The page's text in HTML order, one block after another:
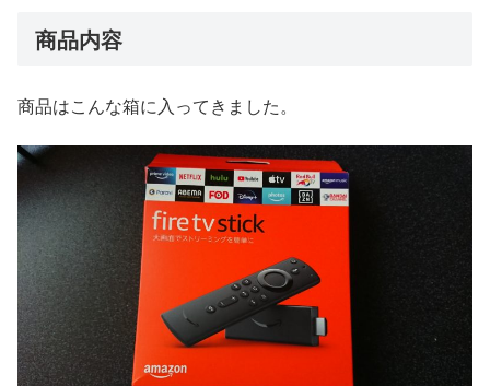
商品内容
商品はこんな箱に入ってきました。